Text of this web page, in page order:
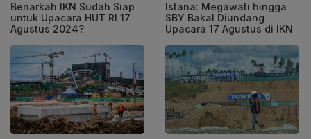
Benarkah IKN Sudah Siap
untuk Upacara HUT RI 17
Agustus 2024?
Istana: Megawati hingga
SBY Bakal Diundang
Upacara 17 Agustus di IKN